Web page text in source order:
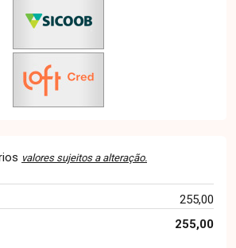
valores sujeitos a alteração.
255,00
255,00